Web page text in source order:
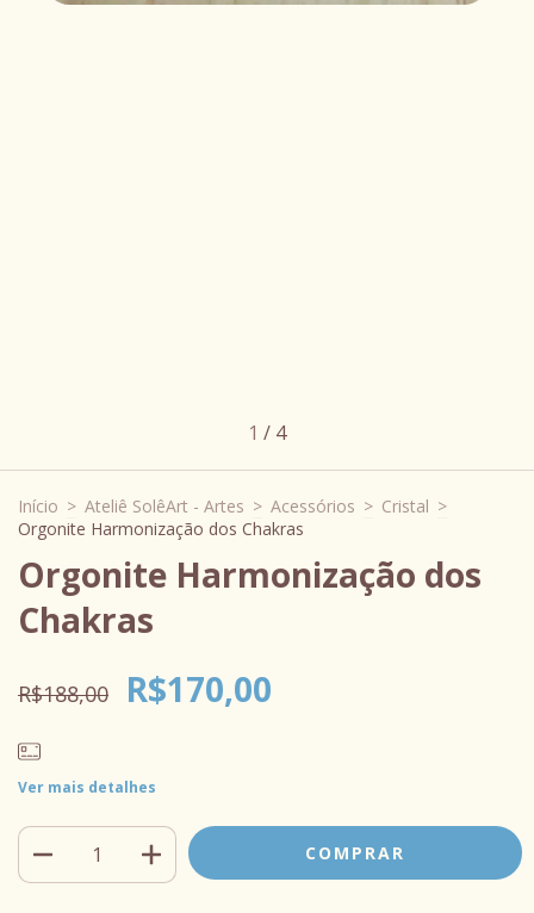
1 / 4
Início > Ateliê SolêArt - Artes > Acessórios > Cristal >
Orgonite Harmonização dos Chakras
Orgonite Harmonização dos
Chakras
R$188,00 R$170,00
Ver mais detalhes